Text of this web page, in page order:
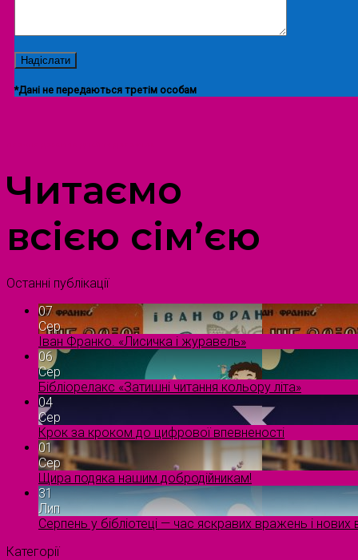
*Дані не передаються третім особам
Читаємо
всією сім’єю
Останні публікації
07
Сер
Іван Франко. «Лисичка і журавель»
06
Сер
Бібліорелакс «Затишні читання кольору літа»
04
Сер
Крок за кроком до цифрової впевненості
01
Сер
Щира подяка нашим добродійникам!
31
Лип
Серпень у бібліотеці — час яскравих вражень і нових
Категорії